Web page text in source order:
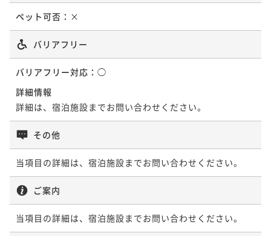
ペット可否： ×
バリアフリー
バリアフリー対応： ◯
詳細情報
詳細は、宿泊施設までお問い合わせください。
その他
当項目の詳細は、宿泊施設までお問い合わせください。
ご案内
当項目の詳細は、宿泊施設までお問い合わせください。